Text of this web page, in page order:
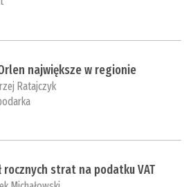
największe w regionie
Ratajczyk
rocznych strat na podatku VAT